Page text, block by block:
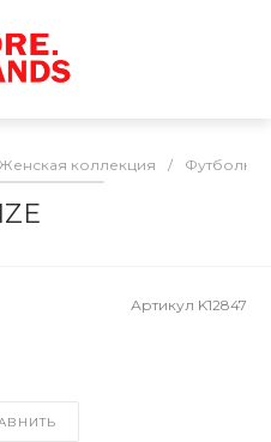
Женская коллекция / Футболки
Артикул K12847